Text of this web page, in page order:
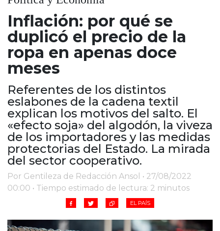
Ambiente y sustentabilidad
Deportes
Córdoba diverse
Córdoba independiente
Humor
Villa María y zona
San Francisco y zona
Traslasierra
Punilla / Carlos Paz
Alta Gracia
Río Primero
Valle de Calamuchita
Jesús María y norte
Cruz del Eje
Corredor de Ansenuza
La Carlota y zona
Laboulaye y sur
Bell Ville
Río Tercero
Despeñaderos
Inflación: por qué se
duplicó el precio de la
ropa en apenas doce
meses
Referentes de los distintos
eslabones de la cadena textil
explican los motivos del salto. El
«efecto soja» del algodón, la viveza
de los importadores y las medidas
protectorias del Estado. La mirada
del sector cooperativo.
Por Gentileza de Redacción Ansol • 27/08/2022
00:00 • Tiempo estimado de lectura: 2 minutos
EL PAÍS